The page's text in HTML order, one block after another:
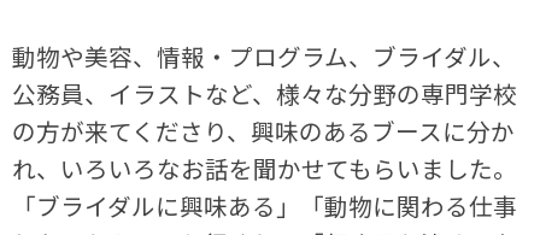
動物や美容、情報・プログラム、ブライダル、
公務員、イラストなど、様々な分野の専門学校
の方が来てくださり、興味のあるブースに分か
れ、いろいろなお話を聞かせてもらいました。
「ブライダルに興味ある」「動物に関わる仕事